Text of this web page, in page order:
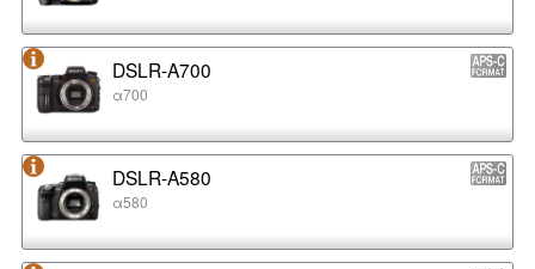
DSLR-A700
α700
DSLR-A580
α580